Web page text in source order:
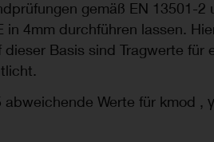
gemäß EN 13501-2
4mm durchführen lassen.
Basis sind Tragwerte für
Werte für kmod ,